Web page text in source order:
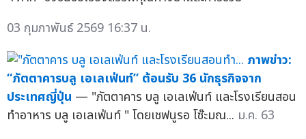
03 กุมภาพันธ์ 2569 16:37 น.
ภาพข่าว:
“ภัตตาคารบลู เอเลเฟ่นท์” ต้อนรับ 36 นักธุรกิจจาก
ประเทศญี่ปุ่น — "ภัตตาคาร บลู เอเลเฟ่นท์ และโรงเรียนสอน
ทำอาหาร บลู เอเลเฟ่นท์ " โดยเชฟนูรอ โซ๊ะมณ... ม.ค. 63